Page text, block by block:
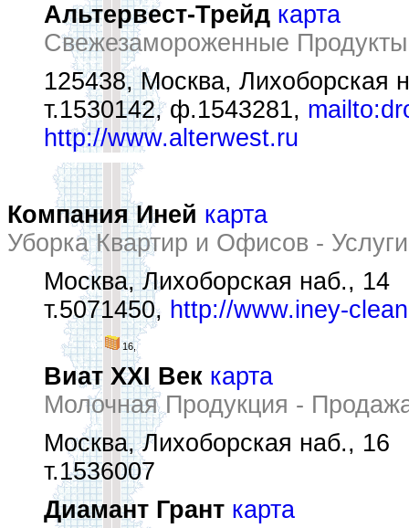
Альтервест-Трейд карта
Свежезамороженные Продукты
125438, Москва, Лихоборская
т.1530142, ф.1543281,
http://www.alterwest.ru
Компания Иней карта
Уборка Квартир и Офисов - Услуги
Москва, Лихоборская наб., 14
т.5071450, http://www.iney-
16,
Виат XXI Век карта
Молочная Продукция -
Москва, Лихоборская наб., 16
т.1536007
Диамант Грант карта